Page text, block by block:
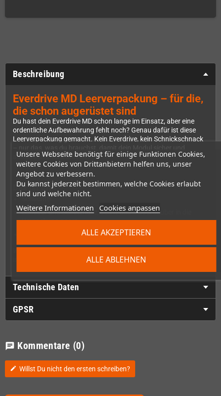
Unsere Webseite benötigt für einige Funktionen Cookies,
weitere Cookies von Drittanbietern helfen uns, unser
Angebot zu verbessern.
Du kannst jederzeit bestimmen, welche Cookies erlaubt
sind und welche nicht.
Weitere Informationen Cookies anpassen
ALLE ABLEHNEN
ALLE AKZEPTIEREN
Beschreibung
Everdrive MD Leerverpackung – für die,
die schon augerüstet sind
Du hast dein Everdrive MD schon lange im Einsatz, aber eine
ordentliche Aufbewahrung fehlt noch? Genau dafür ist diese
Leerverpackung gemacht. Kein Everdrive, kein Schnickschnack
aufgeräumt verwahrt ist.
Das ist drin
Schachtel
Schuber und Schutzhülle, damit das Modul sauber in die
Verpackung passt
Aufkleber fürs Modul
Technische Daten
GPSR
chat Kommentare (0)
edit Willst Du nicht den ersten schreiben?